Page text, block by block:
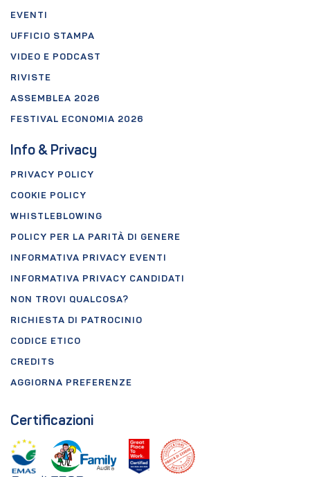
EVENTI
UFFICIO STAMPA
VIDEO E PODCAST
RIVISTE
ASSEMBLEA 2026
FESTIVAL ECONOMIA 2026
Info & Privacy
PRIVACY POLICY
COOKIE POLICY
WHISTLEBLOWING
POLICY PER LA PARITÀ DI GENERE
INFORMATIVA PRIVACY EVENTI
INFORMATIVA PRIVACY CANDIDATI
NON TROVI QUALCOSA?
RICHIESTA DI PATROCINIO
CODICE ETICO
CREDITS
AGGIORNA PREFERENZE
Certificazioni